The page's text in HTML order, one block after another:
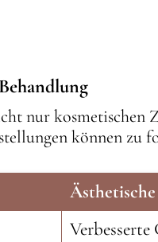
nur kosmetischen
können zu